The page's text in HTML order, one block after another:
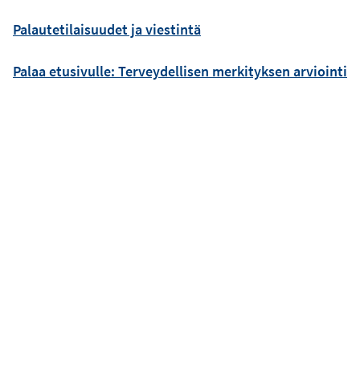
Palautetilaisuudet ja viestintä
Palaa etusivulle: Terveydellisen merkityksen arviointi